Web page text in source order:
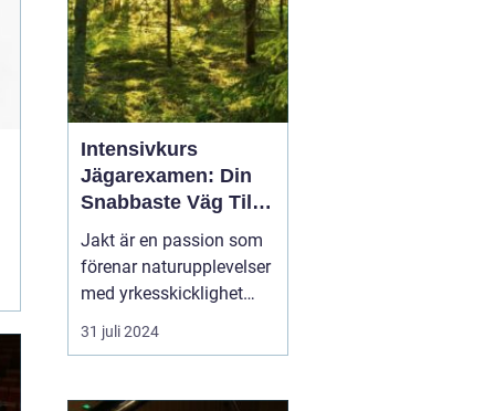
Intensivkurs
Jägarexamen: Din
Snabbaste Väg Till
Jaktlycka
Jakt är en passion som
förenar naturupplevelser
med yrkesskicklighet
och ansvarstagande för
viltvården. För att
Sverige krävs en
31 juli 2024